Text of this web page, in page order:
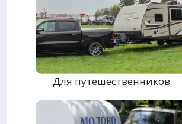
Для путешественников